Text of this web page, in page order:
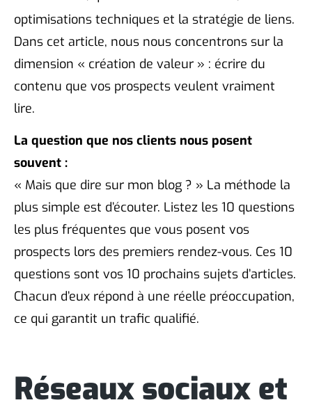
optimisations techniques et la stratégie de liens.
Dans cet article, nous nous concentrons sur la
dimension « création de valeur » : écrire du
contenu que vos prospects veulent vraiment
lire.
La question que nos clients nous posent
souvent :
« Mais que dire sur mon blog ? » La méthode la
plus simple est d’écouter. Listez les 10 questions
les plus fréquentes que vous posent vos
prospects lors des premiers rendez-vous. Ces 10
questions sont vos 10 prochains sujets d’articles.
Chacun d’eux répond à une réelle préoccupation,
ce qui garantit un trafic qualifié.
Réseaux sociaux et